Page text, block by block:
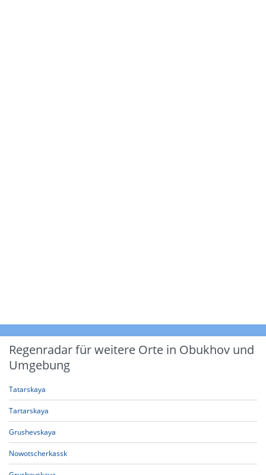
Regenradar für weitere Orte in Obukhov und
Umgebung
Tatarskaya
Tartarskaya
Grushevskaya
Nowotscherkassk